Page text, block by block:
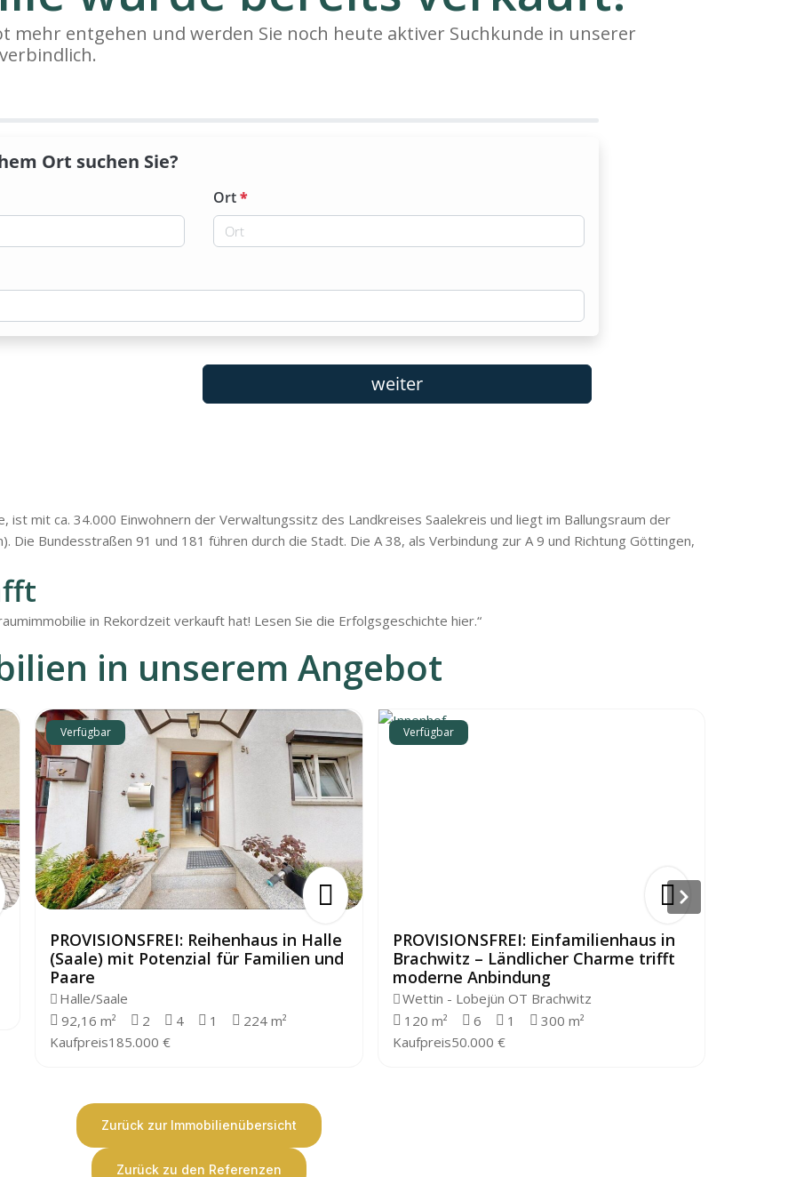
mehr entgehen und werden Sie noch heute aktiver Suchkunde in unserer
ist mit ca. 34.000 Einwohnern der Verwaltungssitz des Landkreises Saalekreis und liegt im Ballungsraum der
Die Bundesstraßen 91 und 181 führen durch die Stadt. Die A 38, als Verbindung zur A 9 und Richtung Göttingen,
in Rekordzeit verkauft hat! Lesen Sie die Erfolgsgeschichte hier.“
in unserem Angebot
Verfügbar
PROVISIONSFREI: Reihenhaus in Halle
(Saale) mit Potenzial für Familien und
Paare
Halle/Saale
92,16 m²
2 4 1
224 m²
Kaufpreis185.000 €
Verfügbar
PROVISIONSFREI: Einfamilienhaus in
Brachwitz – Ländlicher Charme trifft
moderne Anbindung
Wettin - Lobejün OT Brachwitz
120 m²
6 1
300 m²
Kaufpreis50.000 €
Zurück zur Immobilienübersicht
Zurück zu den Referenzen